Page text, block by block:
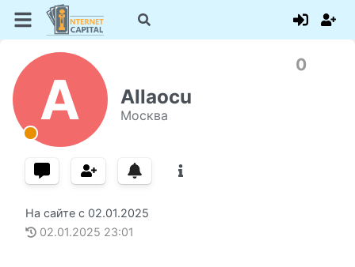
A Allaocu
Москва
0
На сайте с 02.01.2025
02.01.2025 23:01